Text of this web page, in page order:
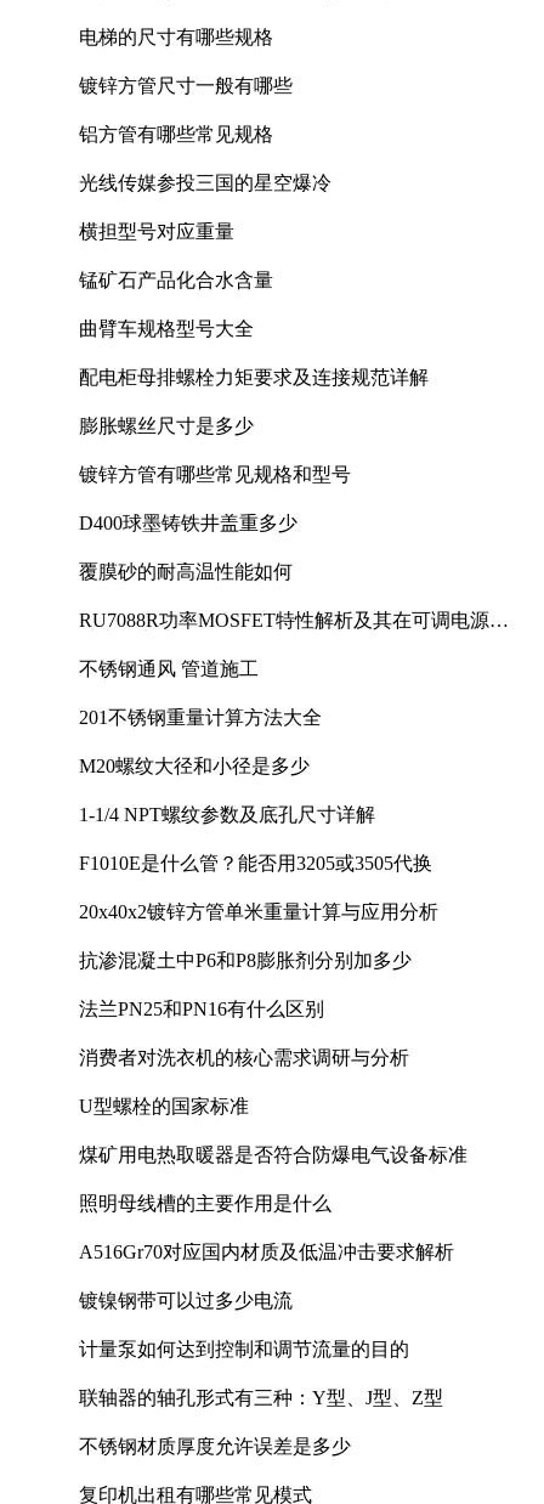
电梯的尺寸有哪些规格
镀锌方管尺寸一般有哪些
铝方管有哪些常见规格
光线传媒参投三国的星空爆冷
横担型号对应重量
锰矿石产品化合水含量
曲臂车规格型号大全
配电柜母排螺栓力矩要求及连接规范详解
膨胀螺丝尺寸是多少
镀锌方管有哪些常见规格和型号
D400球墨铸铁井盖重多少
覆膜砂的耐高温性能如何
RU7088R功率MOSFET特性解析及其在可调电源设
不锈钢通风 管道施工
201不锈钢重量计算方法大全
M20螺纹大径和小径是多少
1-1/4 NPT螺纹参数及底孔尺寸详解
F1010E是什么管？能否用3205或3505代换
20x40x2镀锌方管单米重量计算与应用分析
抗渗混凝土中P6和P8膨胀剂分别加多少
法兰PN25和PN16有什么区别
消费者对洗衣机的核心需求调研与分析
U型螺栓的国家标准
煤矿用电热取暖器是否符合防爆电气设备标准
照明母线槽的主要作用是什么
A516Gr70对应国内材质及低温冲击要求解析
镀镍钢带可以过多少电流
计量泵如何达到控制和调节流量的目的
联轴器的轴孔形式有三种：Y型、J型、Z型
不锈钢材质厚度允许误差是多少
复印机出租有哪些常见模式